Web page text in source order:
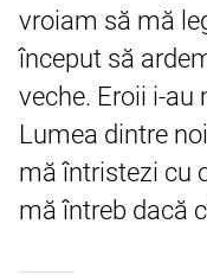
vroiam să mă
început să
veche. Eroii i-
Lumea dintre
mă întristezi cu
mă întreb dacă